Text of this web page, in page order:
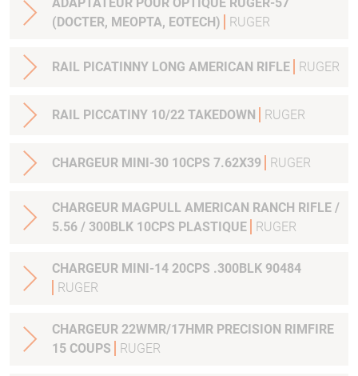
(DOCTER, MEOPTA, EOTECH)
RUGER
RAIL PICATINNY LONG AMERICAN RIFLE RUGER
RAIL PICCATINY 10/22 TAKEDOWN RUGER
CHARGEUR MINI-30 10CPS 7.62X39 RUGER
CHARGEUR MAGPULL AMERICAN RANCH RIFLE /
5.56 / 300BLK 10CPS PLASTIQUE
RUGER
CHARGEUR MINI-14 20CPS .300BLK 90484
RUGER
CHARGEUR 22WMR/17HMR PRECISION RIMFIRE
15 COUPS
RUGER